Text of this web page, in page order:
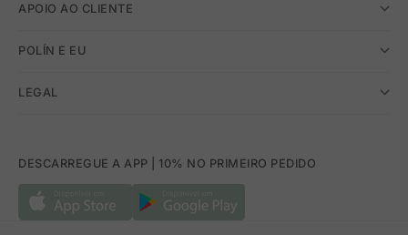
APOIO AO CLIENTE
POLÍN E EU
LEGAL
DESCARREGUE A APP | 10% NO PRIMEIRO PEDIDO